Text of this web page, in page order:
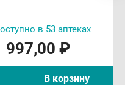
в 53 аптеках
997,00 ₽
В корзину